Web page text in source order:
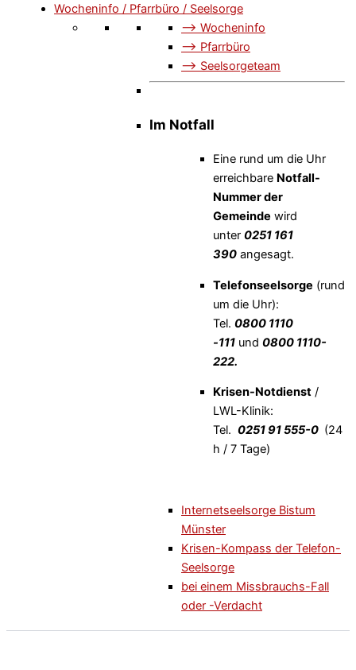
Wocheninfo / Pfarrbüro / Seelsorge
–> Wocheninfo
–> Pfarrbüro
–> Seelsorgeteam
Im Notfall
Eine rund um die Uhr
erreichbare Notfall-
Nummer der
Gemeinde wird
unter 0251 161
390 angesagt.
Telefonseelsorge (rund
um die Uhr):
Tel. 0800 1110
-111 und 0800 1110-
222.
Krisen-Notdienst /
LWL-Klinik:
Tel. 0251 91 555-0 (24
h / 7 Tage)
Internetseelsorge Bistum
Münster
Krisen-Kompass der Telefon-
Seelsorge
bei einem Missbrauchs-Fall
oder -Verdacht